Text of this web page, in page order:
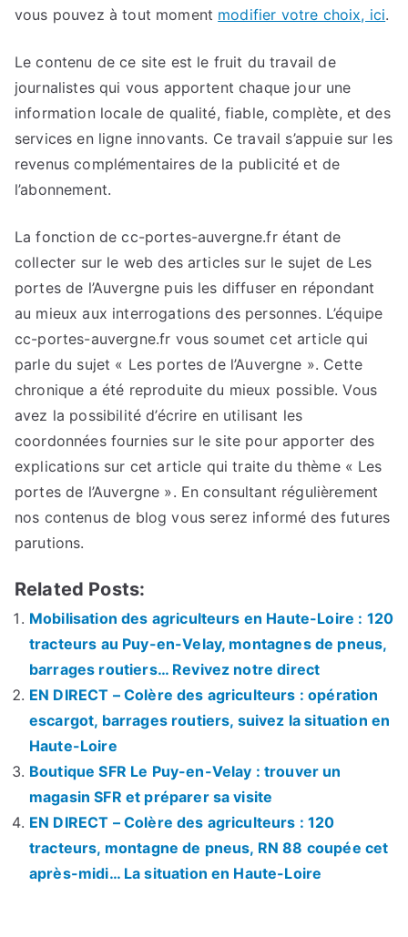
vous pouvez à tout moment modifier votre choix, ici.
Le contenu de ce site est le fruit du travail de
journalistes qui vous apportent chaque jour une
information locale de qualité, fiable, complète, et des
services en ligne innovants. Ce travail s’appuie sur les
revenus complémentaires de la publicité et de
l’abonnement.
La fonction de cc-portes-auvergne.fr étant de
collecter sur le web des articles sur le sujet de Les
portes de l’Auvergne puis les diffuser en répondant
au mieux aux interrogations des personnes. L’équipe
cc-portes-auvergne.fr vous soumet cet article qui
parle du sujet « Les portes de l’Auvergne ». Cette
chronique a été reproduite du mieux possible. Vous
avez la possibilité d’écrire en utilisant les
coordonnées fournies sur le site pour apporter des
explications sur cet article qui traite du thème « Les
portes de l’Auvergne ». En consultant régulièrement
nos contenus de blog vous serez informé des futures
parutions.
Related Posts:
Mobilisation des agriculteurs en Haute-Loire : 120
tracteurs au Puy-en-Velay, montagnes de pneus,
barrages routiers… Revivez notre direct
EN DIRECT – Colère des agriculteurs : opération
escargot, barrages routiers, suivez la situation en
Haute-Loire
Boutique SFR Le Puy-en-Velay : trouver un
magasin SFR et préparer sa visite
EN DIRECT – Colère des agriculteurs : 120
tracteurs, montagne de pneus, RN 88 coupée cet
après-midi… La situation en Haute-Loire